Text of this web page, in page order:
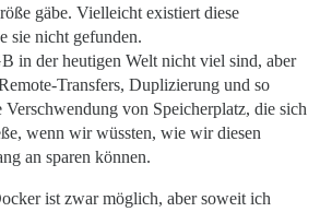
gäbe. Vielleicht existiert diese
sie nicht gefunden.
in der heutigen Welt nicht viel sind, aber
Transfers, Duplizierung und so
Verschwendung von Speicherplatz, die sich
wenn wir wüssten, wie wir diesen
an sparen können.
ist zwar möglich, aber soweit ich